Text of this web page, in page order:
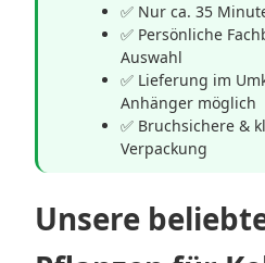
✅ Nur ca. 35
✅ Persönliche
Auswahl
✅ Lieferung im
Anhänger möglich
✅ Bruchsichere &
Verpackung
Unsere